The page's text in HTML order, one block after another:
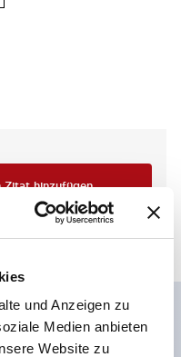
und Anzeigen zu
Medien anbieten
Website zu
Zitat hinzufügen